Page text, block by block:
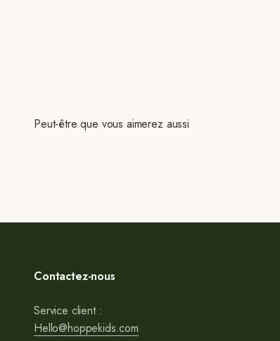
Peut-être que vous aimerez aussi
Contactez-nous
Service client :
Hello@hoppekids.com